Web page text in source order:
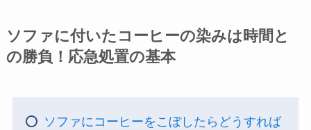
ソファに付いたコーヒーの染みは時間と
の勝負！応急処置の基本
ソファにコーヒーをこぼしたらどうすれば